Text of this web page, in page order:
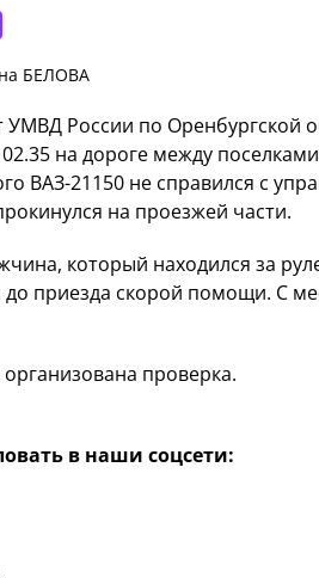
БЕЛОВА
УМВД России по Оренбургской
на дороге между
ВАЗ-21150 не справился с
на проезжей части.
который находился за
до приезда скорой помощи. С
проверка.
в наши соцсети: